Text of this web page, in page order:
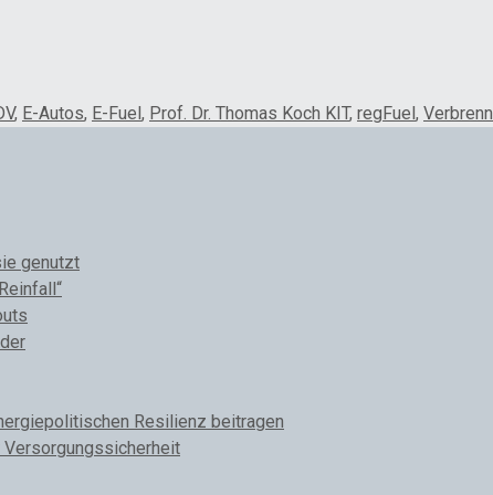
, E-Autos, E-Fuel , Prof. Dr. Thomas Koch KIT, regFuel ,
genutzt
Resilienz beitragen